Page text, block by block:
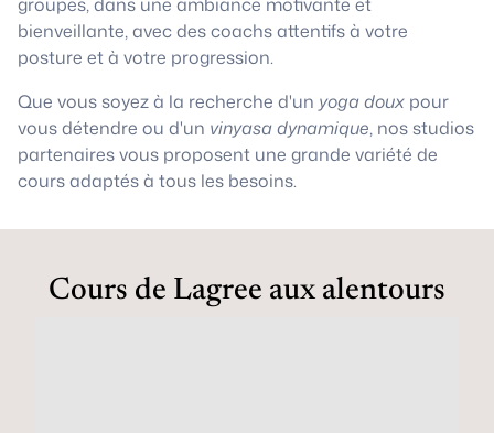
bienveillante, avec des coachs attentifs à votre
posture et à votre progression.
Que vous soyez à la recherche d'un yoga doux pour
vous détendre ou d'un vinyasa dynamique, nos studios
partenaires vous proposent une grande variété de
cours adaptés à tous les besoins.
Cours de Lagree aux alentours